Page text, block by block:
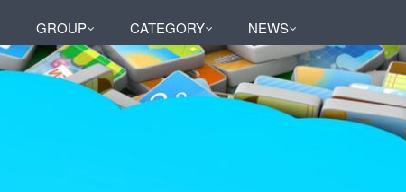
GROUP CATEGORY NEWS